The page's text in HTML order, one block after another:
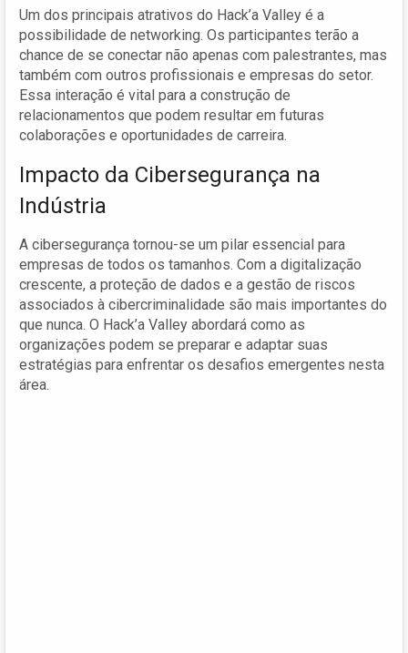
Um dos principais atrativos do Hack’a Valley é a
possibilidade de networking. Os participantes terão a
chance de se conectar não apenas com palestrantes, mas
também com outros profissionais e empresas do setor.
Essa interação é vital para a construção de
relacionamentos que podem resultar em futuras
colaborações e oportunidades de carreira.
Impacto da Cibersegurança na
Indústria
A cibersegurança tornou-se um pilar essencial para
empresas de todos os tamanhos. Com a digitalização
crescente, a proteção de dados e a gestão de riscos
associados à cibercriminalidade são mais importantes do
que nunca. O Hack’a Valley abordará como as
organizações podem se preparar e adaptar suas
estratégias para enfrentar os desafios emergentes nesta
área.